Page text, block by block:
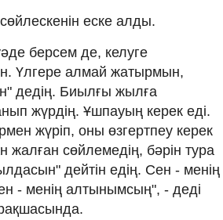
еске алды.
берсем де, келуге
Үлгере алмай жатырмын,
дедің. Биылғы жылға
жүрдің. Ұшпауың керек еді.
жүріп, оны өзгертпеу керек
сөйлемедің, бәрін тура
дейтін едің. Сен - менің
- менің алтынымсың", - деді